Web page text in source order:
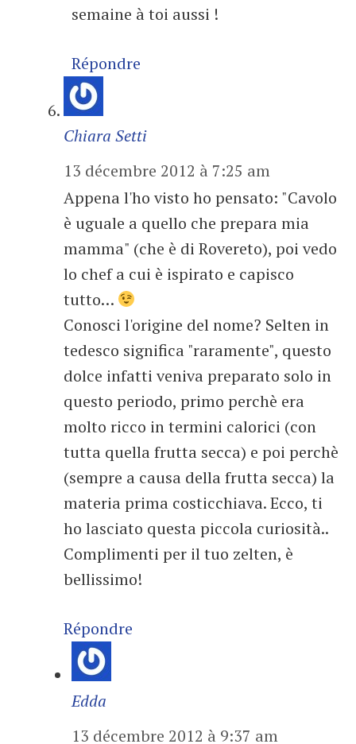
semaine à toi aussi !
Répondre
Chiara Setti
13 décembre 2012 à 7:25 am
Appena l'ho visto ho pensato: "Cavolo
è uguale a quello che prepara mia
mamma" (che è di Rovereto), poi vedo
lo chef a cui è ispirato e capisco
tutto…
Conosci l'origine del nome? Selten in
tedesco significa "raramente", questo
dolce infatti veniva preparato solo in
questo periodo, primo perchè era
molto ricco in termini calorici (con
tutta quella frutta secca) e poi perchè
(sempre a causa della frutta secca) la
materia prima costicchiava. Ecco, ti
ho lasciato questa piccola curiosità..
Complimenti per il tuo zelten, è
bellissimo!
Répondre
Edda
13 décembre 2012 à 9:37 am